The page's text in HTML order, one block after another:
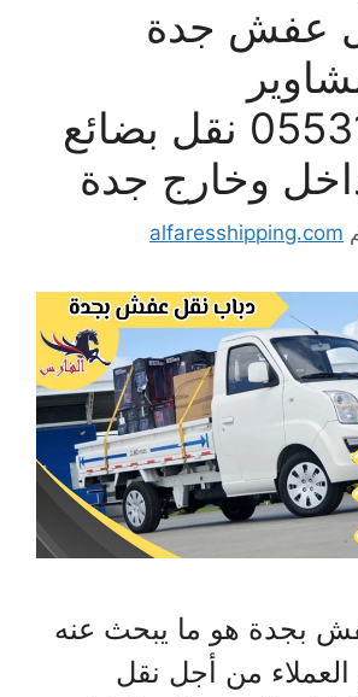
عفش جدة
0553146298 نقل بضائع
وخارج جدة
alfaresshipping.com
بجدة هو ما يبحث عنه
من أجل نقل